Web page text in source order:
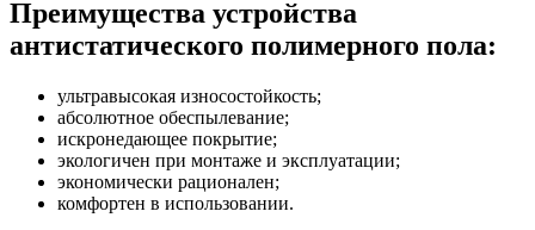
Преимущества устройства
антистатического полимерного пола:
ультравысокая износостойкость;
абсолютное обеспылевание;
искронедающее покрытие;
экологичен при монтаже и эксплуатации;
экономически рационален;
комфортен в использовании.